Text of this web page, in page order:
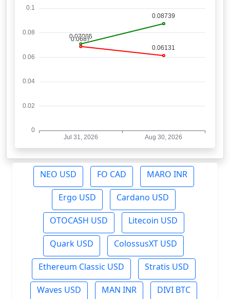
NEO USD FO CAD MARO INR
Ergo USD Cardano USD
OTOCASH USD Litecoin USD
Quark USD ColossusXT USD
Ethereum Classic USD Stratis USD
Waves USD MAN INR DIVI BTC